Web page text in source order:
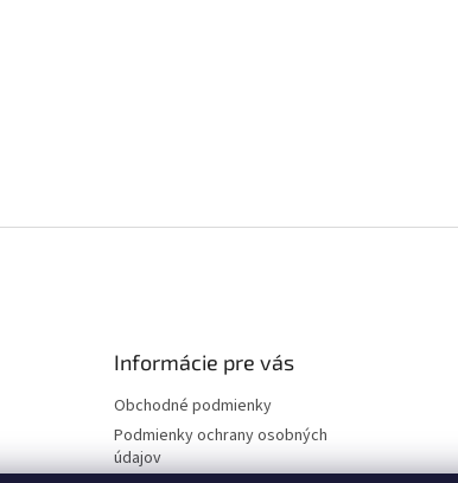
Informácie pre vás
Obchodné podmienky
Podmienky ochrany osobných
údajov